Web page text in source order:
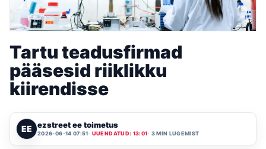
Tartu teadusfirmad
pääsesid riiklikku
kiirendisse
EE ezstreet ee toimetus
2026-06-14 07:51 UUENDATUD: 13:01 3 MIN LUGEMIST